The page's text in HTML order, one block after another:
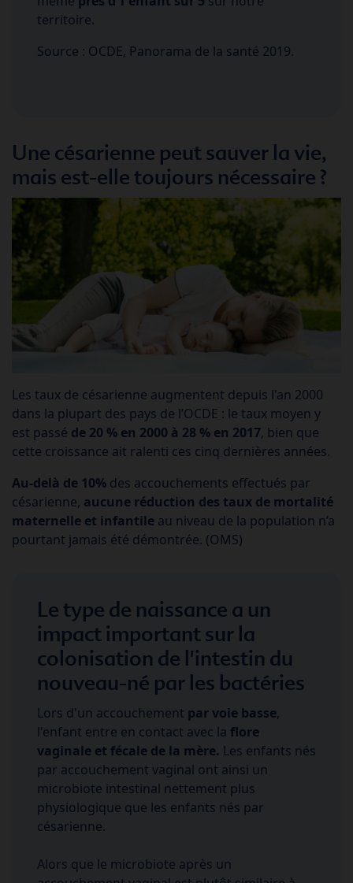
territoire.
Source : OCDE, Panorama de la santé 2019.
Une césarienne peut sauver la vie,
mais est-elle toujours nécessaire ?
Les taux de césarienne augmentent depuis l'an 2000
dans la plupart des pays de l’OCDE : le taux moyen y
est passé de 20 % en 2000 à 28 % en 2017, bien que
cette croissance ait ralenti ces cinq dernières années.
Au-delà de 10% des accouchements effectués par
césarienne, aucune réduction des taux de mortalité
maternelle et infantile au niveau de la population n’a
pourtant jamais été démontrée. (OMS)
Le type de naissance a un
impact important sur la
colonisation de l'intestin du
nouveau-né par les bactéries
Lors d'un accouchement par voie basse,
l'enfant entre en contact avec la flore
vaginale et fécale de la mère. Les enfants nés
par accouchement vaginal ont ainsi un
microbiote intestinal nettement plus
physiologique que les enfants nés par
césarienne.
Alors que le microbiote après un